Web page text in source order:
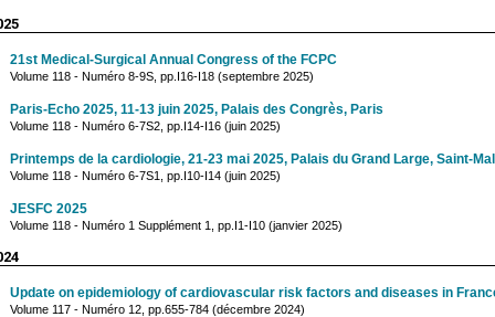
21st Medical-Surgical Annual Congress of the FCPC
Volume 118 - Numéro 8-9S, pp.I16-I18 (septembre 2025)
Paris-Echo 2025, 11-13 juin 2025, Palais des Congrès, Paris
Volume 118 - Numéro 6-7S2, pp.I14-I16 (juin 2025)
Printemps de la cardiologie, 21-23 mai 2025, Palais du Grand Large, Saint-
Volume 118 - Numéro 6-7S1, pp.I10-I14 (juin 2025)
JESFC 2025
Volume 118 - Numéro 1 Supplément 1, pp.I1-I10 (janvier 2025)
Update on epidemiology of cardiovascular risk factors and diseases in
Volume 117 - Numéro 12, pp.655-784 (décembre 2024)